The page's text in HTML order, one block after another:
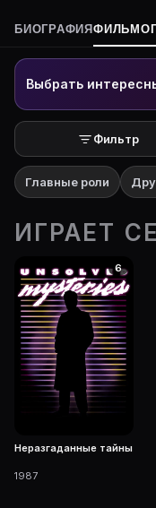
БИОГРАФИЯ
Выбрать
Фильтр
Главные роли
ИГРАЕТ
6
Неразгаданные тайны
1987